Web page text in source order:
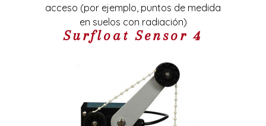
acceso (por ejemplo, puntos de medida
en suelos con radiación)
Surfloat Sensor 4